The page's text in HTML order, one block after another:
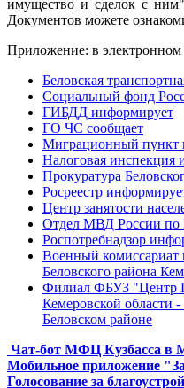
имущество и сделок с
Документов можете
Приложение: в электронном
Беловская
Социальный фонд
ГИБДД информирует
ГО ЧС сообщает
Миграционный пункт
Налоговая инспекция
Прокуратура
Росреестр
Центр занятости
Отдел МВД России по
Роспотребнадзор
Военный комиссариат
Беловского района
Филиал ФБУЗ "Центр
Кемеровской области
Беловском районе
Чат-бот МФЦ Кузбасса в
Мобильное приложение
Голосование за